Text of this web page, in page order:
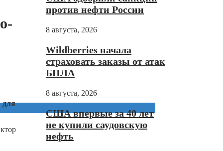
для
против нефти России
8 августа, 2026
Wildberries начала
страховать заказы от атак
БПЛА
8 августа, 2026
США впервые за 40 лет
не купили саудовскую
нефть